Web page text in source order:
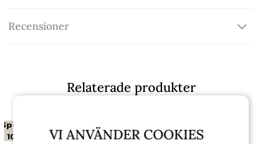
Recensioner
Relaterade produkter
Spara
10%
VI ANVÄNDER COOKIES